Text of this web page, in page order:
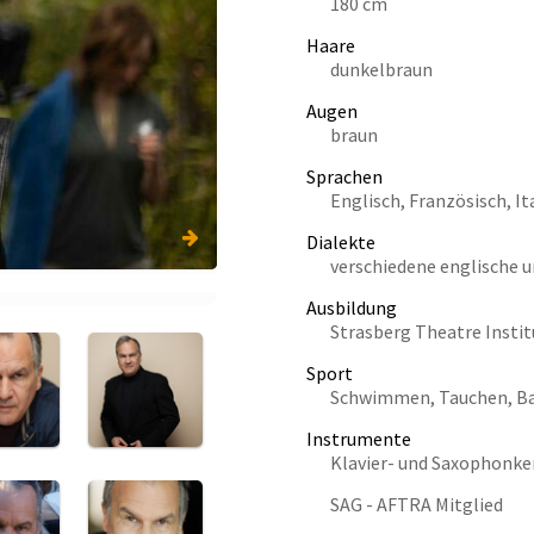
Haare
dunkelbraun
Augen
braun
Sprachen
Englisch, Französisch,
Dialekte
verschiedene englische
Ausbildung
Strasberg Theatre
Sport
Schwimmen, Tauchen,
Instrumente
Klavier- und
SAG - AFTRA Mitglied